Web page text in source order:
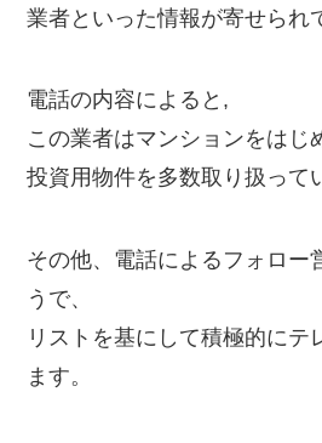
業者といった情報が寄せられ
電話の内容によると,
この業者はマンションをはじ
投資用物件を多数取り扱って
その他、電話によるフォロー
うで、
リストを基にして積極的にテ
ます。